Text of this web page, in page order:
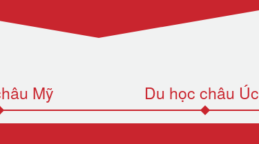
Mỹ Du học châu Úc